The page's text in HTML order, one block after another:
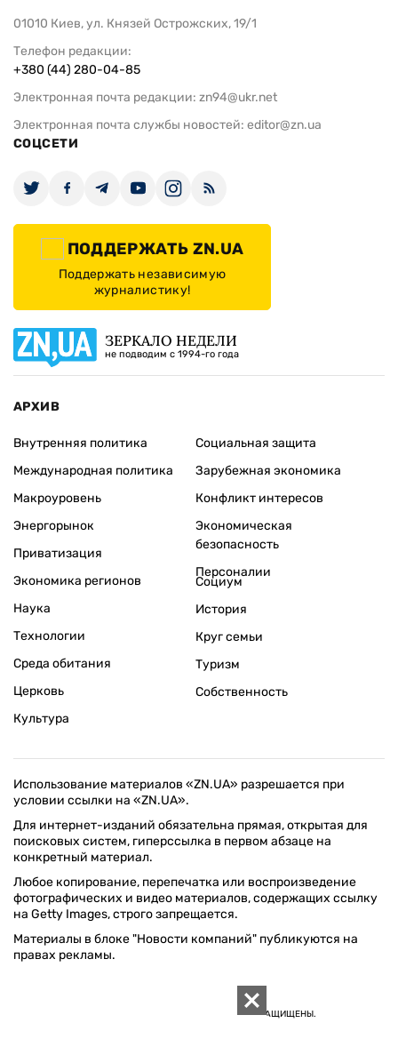
01010 Киев, ул. Князей Острожских, 19/1
Телефон редакции:
+380 (44) 280-04-85
Электронная почта редакции: zn94@ukr.net
Электронная почта службы новостей: editor@zn.ua
СОЦСЕТИ
ПОДДЕРЖАТЬ ZN.UA
Поддержать независимую
журналистику!
ЗЕРКАЛО НЕДЕЛИ
не подводим с 1994-го года
АРХИВ
Внутренняя политика
Международная политика
Макроуровень
Энергорынок
Приватизация
Экономика регионов
Социальная защита
Зарубежная экономика
Конфликт интересов
Экономическая
безопасность
Персоналии
Наука
Технологии
Среда обитания
Церковь
Культура
Социум
История
Круг семьи
Туризм
Собственность
Использование материалов «ZN.UA» разрешается при
условии ссылки на «ZN.UA».
Для интернет-изданий обязательна прямая, открытая для
поисковых систем, гиперссылка в первом абзаце на
конкретный материал.
Любое копирование, перепечатка или воспроизведение
фотографических и видео материалов, содержащих ссылку
на Getty Images, строго запрещается.
Материалы в блоке "Новости компаний" публикуются на
правах рекламы.
© 1994–2026 «ЗЕРКАЛО НЕДЕЛИ. УКРАИНА». ВСЕ ПРАВА ЗАЩИЩЕНЫ.